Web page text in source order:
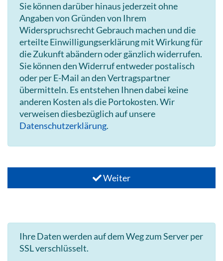
Sie können darüber hinaus jederzeit ohne
Angaben von Gründen von Ihrem
Widerspruchsrecht Gebrauch machen und die
erteilte Einwilligungserklärung mit Wirkung für
die Zukunft abändern oder gänzlich widerrufen.
Sie können den Widerruf entweder postalisch
oder per E-Mail an den Vertragspartner
übermitteln. Es entstehen Ihnen dabei keine
anderen Kosten als die Portokosten. Wir
verweisen diesbezüglich auf unsere
Datenschutzerklärung.
Weiter
Ihre Daten werden auf dem Weg zum Server per
SSL verschlüsselt.